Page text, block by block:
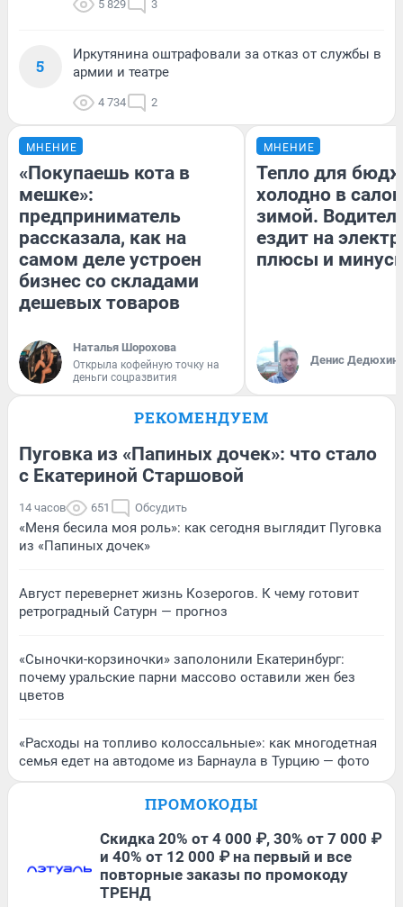
5 829 3
5
Иркутянина оштрафовали за отказ от службы в
армии и театре
4 734 2
МНЕНИЕ
«Покупаешь кота в
мешке»:
предприниматель
рассказала, как на
самом деле устроен
бизнес со складами
дешевых товаров
Наталья Шорохова
Открыла кофейную точку на
деньги соцразвития
МНЕНИЕ
Тепло для
холодно в
зимой.
ездит на
плюсы и
Денис Дедюхин
РЕКОМЕНДУЕМ
Пуговка из «Папиных дочек»: что стало
с Екатериной Старшовой
14 часов 651 Обсудить
«Меня бесила моя роль»: как сегодня выглядит Пуговка
из «Папиных дочек»
Август перевернет жизнь Козерогов. К чему готовит
ретроградный Сатурн — прогноз
«Сыночки-корзиночки» заполонили Екатеринбург:
почему уральские парни массово оставили жен без
цветов
«Расходы на топливо колоссальные»: как многодетная
семья едет на автодоме из Барнаула в Турцию — фото
ПРОМОКОДЫ
Скидка 20% от 4 000 ₽, 30% от 7 000 ₽
и 40% от 12 000 ₽ на первый и все
повторные заказы по промокоду
ТРЕНД